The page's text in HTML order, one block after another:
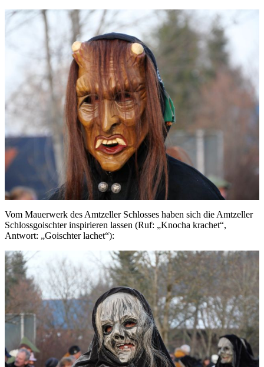
Vom Mauerwerk des Amtzeller Schlosses haben sich die Amtzeller
Schlossgoischter inspirieren lassen (Ruf: „Knocha krachet“,
Antwort: „Goischter lachet“):